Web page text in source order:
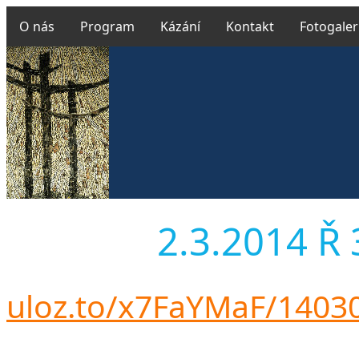
O nás Program Kázání Kontakt
2.3.2014 Ř
uloz.to/x7FaYMaF/